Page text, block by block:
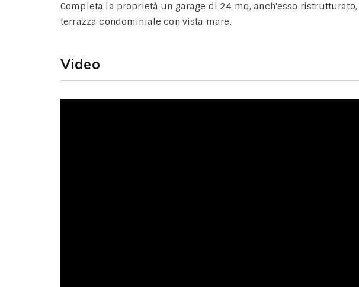
Completa la proprietà un garage di 24 mq, anch'esso
terrazza condominiale con vista mare.
Video